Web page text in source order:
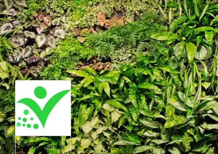
Tukangtamanku
Tukang Taman